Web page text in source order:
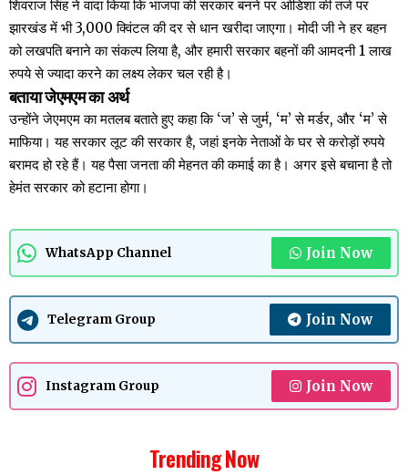
शिवराज सिंह ने वादा किया कि भाजपा की सरकार बनने पर ओडिशा की तर्ज पर
झारखंड में भी 3,000 क्विंटल की दर से धान खरीदा जाएगा। मोदी जी ने हर बहन
को लखपति बनाने का संकल्प लिया है, और हमारी सरकार बहनों की आमदनी 1 लाख
रुपये से ज्यादा करने का लक्ष्य लेकर चल रही है।
बताया जेएमएम का अर्थ
उन्होंने जेएमएम का मतलब बताते हुए कहा कि ‘ज’ से जुर्म, ‘म’ से मर्डर, और ‘म’ से
माफिया। यह सरकार लूट की सरकार है, जहां इनके नेताओं के घर से करोड़ों रुपये
बरामद हो रहे हैं। यह पैसा जनता की मेहनत की कमाई का है। अगर इसे बचाना है तो
हेमंत सरकार को हटाना होगा।
WhatsApp Channel Join Now
Telegram Group Join Now
Instagram Group Join Now
Trending Now